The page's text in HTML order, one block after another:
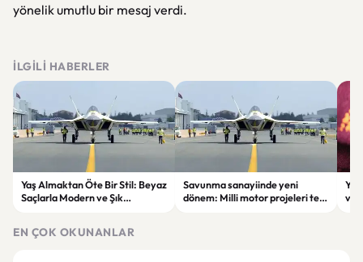
yönelik umutlu bir mesaj verdi.
İLGILI HABERLER
Yaş Almaktan Öte Bir Stil: Beyaz
Saçlarla Modern ve Şık
Savunma sanayiinde yeni
dönem: Milli motor projeleri tek
EN ÇOK OKUNANLAR